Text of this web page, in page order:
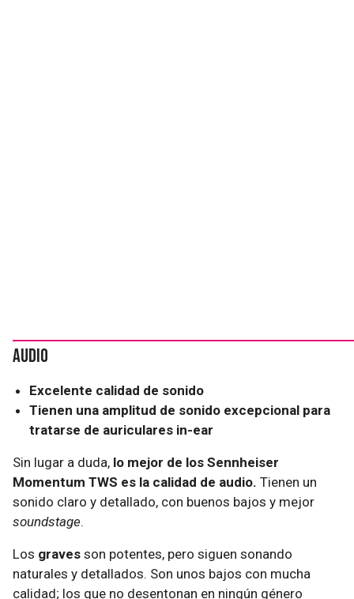
Audio
Excelente calidad de sonido
Tienen una amplitud de sonido excepcional para
tratarse de auriculares in-ear
Sin lugar a duda, lo mejor de los Sennheiser
Momentum TWS es la calidad de audio. Tienen un
sonido claro y detallado, con buenos bajos y mejor
soundstage.
Los graves son potentes, pero siguen sonando
naturales y detallados. Son unos bajos con mucha
calidad; los que no desentonan en ningún género